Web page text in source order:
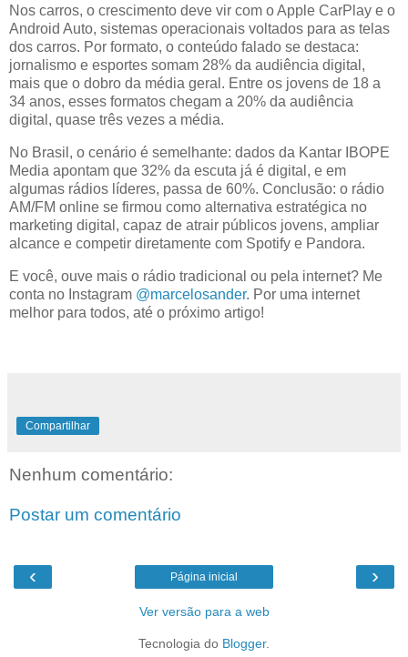
Nos carros, o crescimento deve vir com o Apple CarPlay e o
Android Auto, sistemas operacionais voltados para as telas
dos carros. Por formato, o conteúdo falado se destaca:
jornalismo e esportes somam 28% da audiência digital,
mais que o dobro da média geral. Entre os jovens de 18 a
34 anos, esses formatos chegam a 20% da audiência
digital, quase três vezes a média.
No Brasil, o cenário é semelhante: dados da Kantar IBOPE
Media apontam que 32% da escuta já é digital, e em
algumas rádios líderes, passa de 60%. Conclusão: o rádio
AM/FM online se firmou como alternativa estratégica no
marketing digital, capaz de atrair públicos jovens, ampliar
alcance e competir diretamente com Spotify e Pandora.
E você, ouve mais o rádio tradicional ou pela internet? Me
conta no Instagram @marcelosander. Por uma internet
melhor para todos, até o próximo artigo!
Compartilhar
Nenhum comentário:
Postar um comentário
‹ ›
Página inicial
Ver versão para a web
Tecnologia do Blogger.